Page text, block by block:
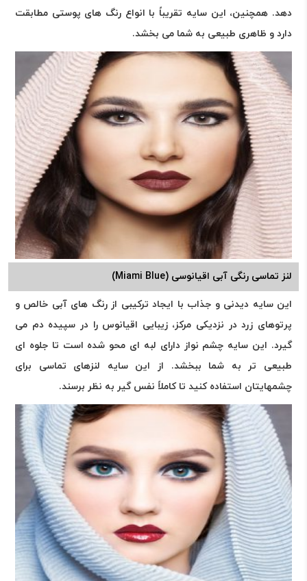
دهد. همچنین، این سایه تقریباً با انواع رنگ های پوستی مطابقت
دارد و ظاهری طبیعی به شما می بخشد.
لنز تماسی رنگی آبی اقیانوسی (Miami Blue)
این سایه دیدنی و جذاب با ایجاد ترکیبی از رنگ های آبی خالص و
پرتوهای زرد در نزدیکی مرکز، زیبایی اقیانوس را در سپیده دم می
گیرد. این سایه چشم نواز دارای لبه ای محو شده است تا جلوه ای
طبیعی تر به شما ببخشد. از این سایه لنزهای تماسی برای
چشمهایتان استفاده کنید تا کاملاً نفس گیر به نظر برسند.